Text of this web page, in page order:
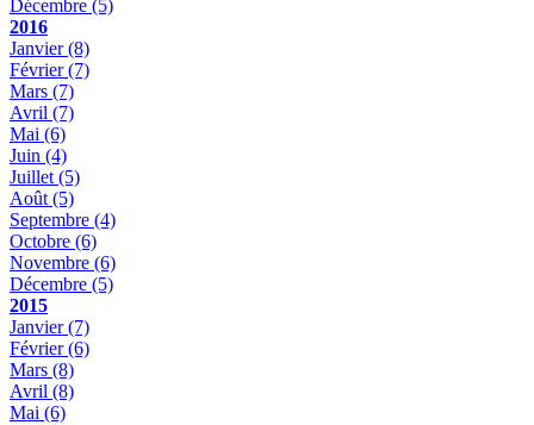
Décembre (5)
2016
Janvier(8)
Février(7)
Mars (7)
Avril (7)
Mai (6)
Juin (4)
Juillet (5)
Août (5)
Septembre (4)
Octobre (6)
Novembre (6)
Décembre (5)
2015
Janvier(7)
Février(6)
Mars (8)
Avril (8)
Mai (6)